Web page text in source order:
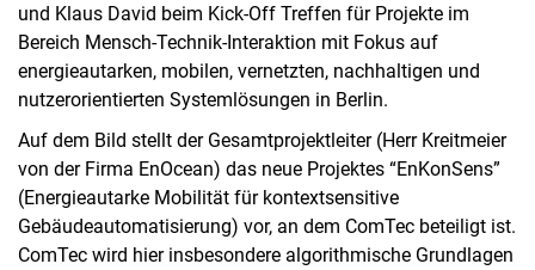
und Klaus David beim Kick-Off Treffen für Projekte im
Bereich Mensch-Technik-Interaktion mit Fokus auf
energieautarken, mobilen, vernetzten, nachhaltigen und
nutzerorientierten Systemlösungen in Berlin.
Auf dem Bild stellt der Gesamtprojektleiter (Herr Kreitmeier
von der Firma EnOcean) das neue Projektes “EnKonSens”
(Energieautarke Mobilität für kontextsensitive
Gebäudeautomatisierung) vor, an dem ComTec beteiligt ist.
ComTec wird hier insbesondere algorithmische Grundlagen